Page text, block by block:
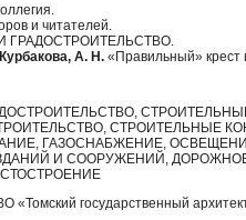
и читателей.
ГРАДОСТРОИТЕЛЬСТВО.
А. Н. «Правильный» крест
СТРОИТЕЛЬНЫЕ
ГАЗОСНАБЖЕНИЕ,
И СООРУЖЕНИЙ,
«Томский государственный